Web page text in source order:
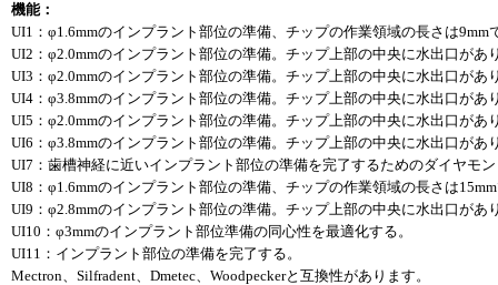
機能：
UI1：φ1.6mmのインプラント部位の準備、チップの作業領域の長さは9mm
UI2：φ2.0mmのインプラント部位の準備。チップ上部の中央に水出口があ
UI3：φ2.0mmのインプラント部位の準備。チップ上部の中央に水出口があ
UI4：φ3.8mmのインプラント部位の準備。チップ上部の中央に水出口があ
UI5：φ2.0mmのインプラント部位の準備。チップ上部の中央に水出口があ
UI6：φ3.8mmのインプラント部位の準備。チップ上部の中央に水出口があ
UI7：歯槽神経に近いインプラント部位の準備を完了するためのダイヤモ
UI8：φ1.6mmのインプラント部位の準備、チップの作業領域の長さは
UI9：φ2.8mmのインプラント部位の準備。チップ上部の中央に水出口があ
UI10：φ3mmのインプラント部位準備の同心性を最適化する。
UI11：インプラント部位の準備を完了する。
Mectron、Silfradent、Dmetec、Woodpeckerと互換性があります。